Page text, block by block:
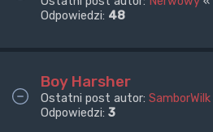
Odpowiedzi: 48
Boy Harsher
Ostatni post autor: SamborWilk
Odpowiedzi: 3